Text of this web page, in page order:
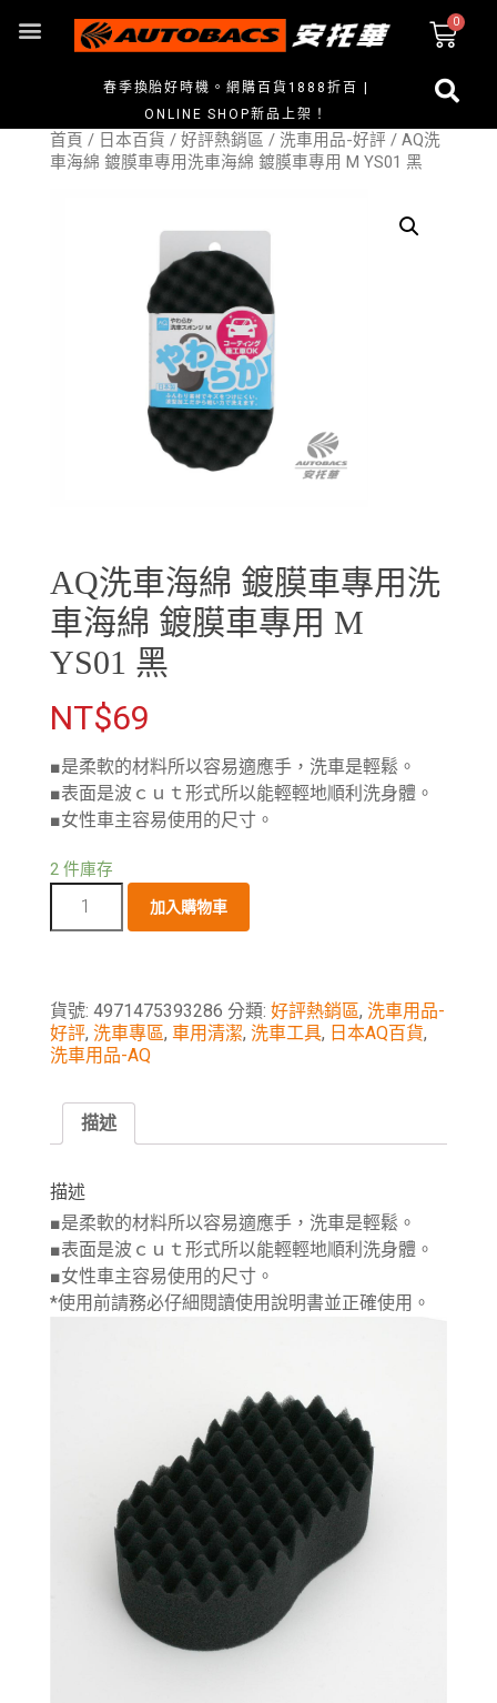
春季換胎好時機。網購百貨1888折百 |
ONLINE SHOP新品上架！
首頁 / 日本百貨 / 好評熱銷區 / 洗車用品-好評/ AQ洗
車海綿 鍍膜車專用洗車海綿 鍍膜車專用 M YS01 黑
AQ洗車海綿 鍍膜車專用洗
車海綿 鍍膜車專用 M
YS01 黑
NT$69
■是柔軟的材料所以容易適應手，洗車是輕鬆。
■表面是波ｃｕｔ形式所以能輕輕地順利洗身體。
■女性車主容易使用的尺寸。
2 件庫存
加入購物車
貨號: 4971475393286 分類: 好評熱銷區, 洗車用品-
好評, 洗車專區, 車用清潔, 洗車工具, 日本AQ百貨,
洗車用品-AQ
描述
描述
■是柔軟的材料所以容易適應手，洗車是輕鬆。
■表面是波ｃｕｔ形式所以能輕輕地順利洗身體。
■女性車主容易使用的尺寸。
*使用前請務必仔細閱讀使用說明書並正確使用。